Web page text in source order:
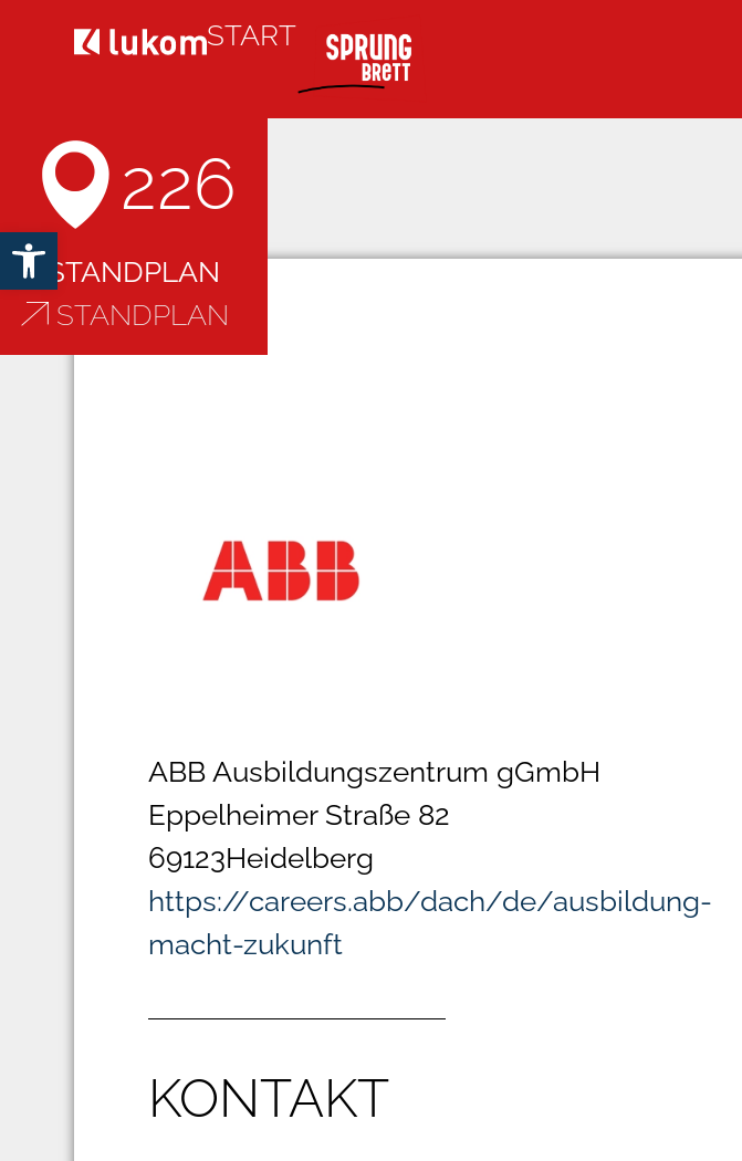
Open toolbar
START
226
STANDPLAN
STANDPLAN
ABB Ausbildungszentrum gGmbH
Eppelheimer Straße 82
69123Heidelberg
https://careers.abb/dach/de/ausbildung-
macht-zukunft
KONTAKT